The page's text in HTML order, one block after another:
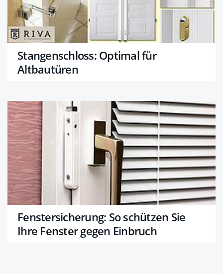
Stangenschloss: Optimal für
Altbautüren
Fenstersicherung: So schützen Sie
Ihre Fenster gegen Einbruch